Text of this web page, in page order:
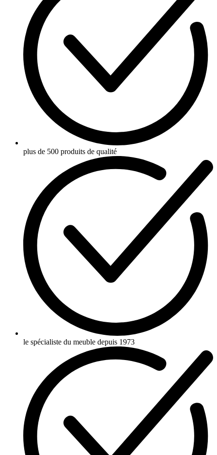
plus de 500 produits de qualité
le spécialiste du meuble depuis 1973